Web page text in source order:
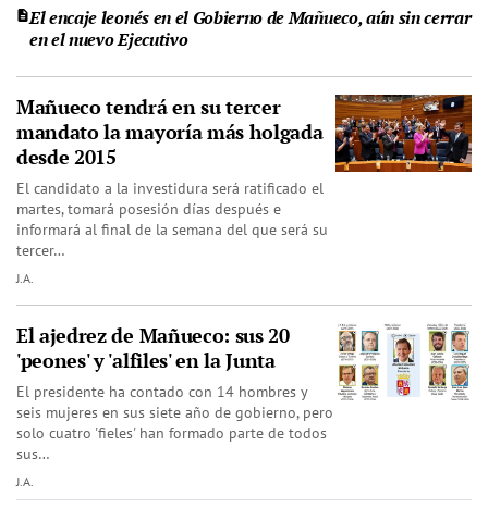
El encaje leonés en el Gobierno de Mañueco, aún sin cerrar
en el nuevo Ejecutivo
Mañueco tendrá en su tercer
mandato la mayoría más holgada
desde 2015
El candidato a la investidura será ratificado el
martes, tomará posesión días después e
informará al final de la semana del que será su
tercer…
J.A.
El ajedrez de Mañueco: sus 20
'peones' y 'alfiles' en la Junta
El presidente ha contado con 14 hombres y
seis mujeres en sus siete año de gobierno, pero
solo cuatro 'fieles' han formado parte de todos
sus…
J.A.